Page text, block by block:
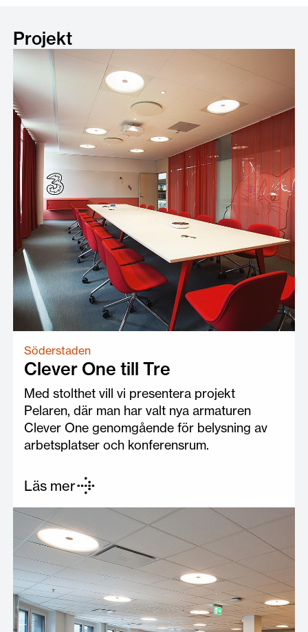
Projekt
Söderstaden
Clever One till Tre
Med stolthet vill vi presentera projekt
Pelaren, där man har valt nya armaturen
Clever One genomgående för belysning av
arbetsplatser och konferensrum.
Läs mer